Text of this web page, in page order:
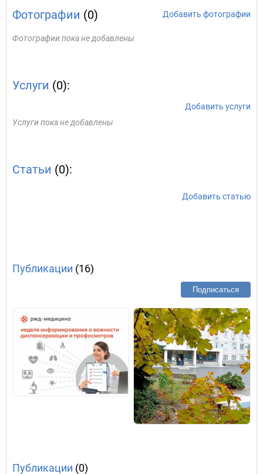
Фотографии (0) Добавить фотографии
Фотографии пока не добавлены
Услуги (0):
Добавить услуги
Услуги пока не добавлены
Статьи (0):
Добавить статью
Публикации (16)
Подписаться
Публикации (0)